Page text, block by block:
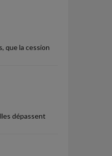
que la cession
dépassent